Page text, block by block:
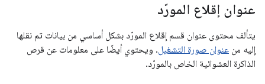
عنوان إقلاع المورّد
يتألف محتوى عنوان قسم إقلاع المورّد بشكل أساسي من بيانات تم نقلها
إليه من عنوان صورة التشغيل. ويحتوي أيضًا على معلومات عن قرص
الذاكرة العشوائية الخاص بالمورّد.